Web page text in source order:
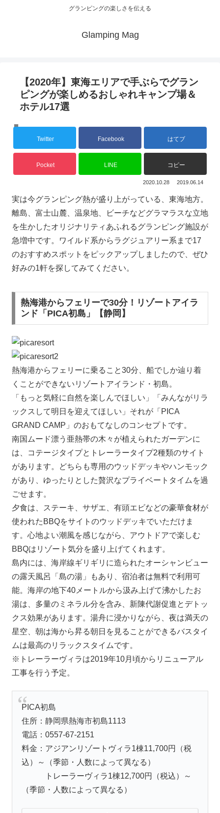
グランピングの楽しさを伝える
Glamping Mag
【2020年】東海エリアで手ぶらでグラン
ピングが楽しめるおしゃれキャンプ場＆
ホテル17選
Twitter Facebook はてブ
Pocket LINE コピー
2020.10.28 2019.06.14
実は今グランピング熱が盛り上がっている、東海地方。
離島、富士山麓、温泉地、ビーチなどグラマラスな立地
を生かしたオリジナリティあふれるグランピング施設が
急増中です。ワイルド系からラグジュアリー系まで17
のおすすめスポットをピックアップしましたので、ぜひ
好みの1軒を探してみてください。
熱海港からフェリーで30分！リゾートアイラ
ンド「PICA初島」【静岡】
熱海港からフェリーに乗ること30分、船でしか辿り着
くことができないリゾートアイランド・初島。
「もっと気軽に自然を楽しんでほしい」「みんながリラ
ックスして明日を迎えてほしい」それが「PICA
GRAND CAMP」のおもてなしのコンセプトです。
南国ムード漂う亜熱帯の木々が植えられたガーデンに
は、コテージタイプとトレーラータイプ2種類のサイト
があります。どちらも専用のウッドデッキやハンモック
があり、ゆったりとした贅沢なプライベートタイムを過
ごせます。
夕食は、ステーキ、サザエ、有頭エビなどの豪華食材が
使われたBBQをサイトのウッドデッキでいただけま
す。心地よい潮風を感じながら、アウトドアで楽しむ
BBQはリゾート気分を盛り上げてくれます。
島内には、海岸線ギリギリに造られたオーシャンビュー
の露天風呂「島の湯」もあり、宿泊者は無料で利用可
能。海岸の地下40メートルから汲み上げて沸かしたお
湯は、多量のミネラル分を含み、新陳代謝促進とデトッ
クス効果があります。湯舟に浸かりながら、夜は満天の
星空、朝は海から昇る朝日を見ることができるバスタイ
ムは最高のリラックスタイムです。
※トレーラーヴィラは2019年10月頃からリニューアル
工事を行う予定。
PICA初島
住所：静岡県熱海市初島1113
電話：0557-67-2151
料金：アジアンリゾートヴィラ1棟11,700円（税
込）～（季節・人数によって異なる）
トレーラーヴィラ1棟12,700円（税込）～
（季節・人数によって異なる）